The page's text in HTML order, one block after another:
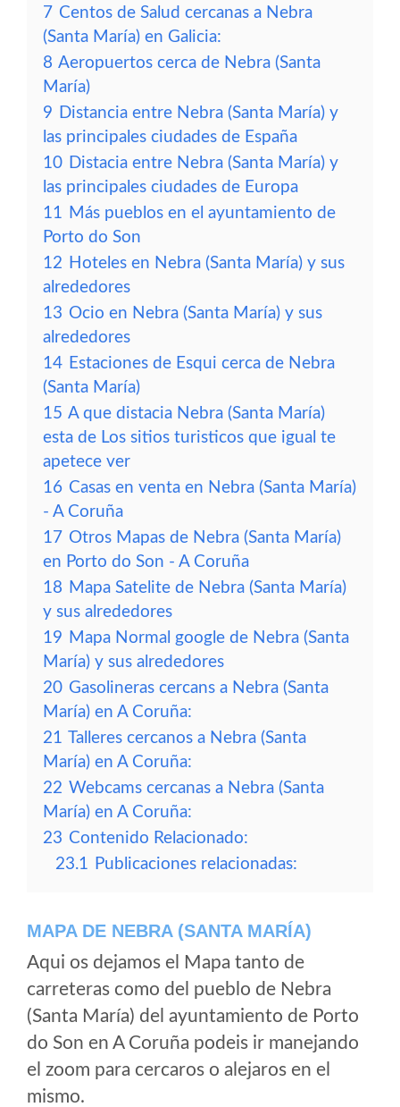
7 Centos de Salud cercanas a Nebra
(Santa María) en Galicia:
8 Aeropuertos cerca de Nebra (Santa
María)
9 Distancia entre Nebra (Santa María) y
las principales ciudades de España
10 Distacia entre Nebra (Santa María) y
las principales ciudades de Europa
11 Más pueblos en el ayuntamiento de
Porto do Son
12 Hoteles en Nebra (Santa María) y sus
alrededores
13 Ocio en Nebra (Santa María) y sus
alrededores
14 Estaciones de Esqui cerca de Nebra
(Santa María)
15 A que distacia Nebra (Santa María)
esta de Los sitios turisticos que igual te
apetece ver
16 Casas en venta en Nebra (Santa María)
- A Coruña
17 Otros Mapas de Nebra (Santa María)
en Porto do Son - A Coruña
18 Mapa Satelite de Nebra (Santa María)
y sus alrededores
19 Mapa Normal google de Nebra (Santa
María) y sus alrededores
20 Gasolineras cercans a Nebra (Santa
María) en A Coruña:
21 Talleres cercanos a Nebra (Santa
María) en A Coruña:
22 Webcams cercanas a Nebra (Santa
María) en A Coruña:
23 Contenido Relacionado:
23.1 Publicaciones relacionadas:
MAPA DE NEBRA (SANTA MARÍA)
Aqui os dejamos el Mapa tanto de
carreteras como del pueblo de Nebra
(Santa María) del ayuntamiento de Porto
do Son en A Coruña podeis ir manejando
el zoom para cercaros o alejaros en el
mismo.